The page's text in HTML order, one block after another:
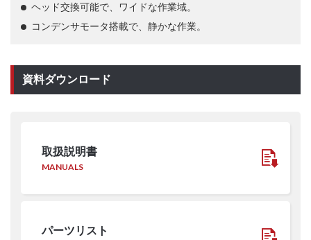
ヘッド交換可能で、ワイドな作業域。
コンデンサモータ搭載で、静かな作業。
資料ダウンロード
取扱説明書
MANUALS
パーツリスト